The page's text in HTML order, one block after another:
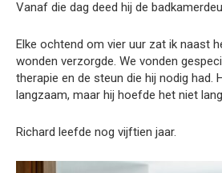
Vanaf die dag deed hij de
Elke ochtend om vier uur zat ik naast
wonden verzorgde. We vonden
therapie en de steun die hij nodig had.
langzaam, maar hij hoefde het niet
Richard leefde nog vijftien jaar.